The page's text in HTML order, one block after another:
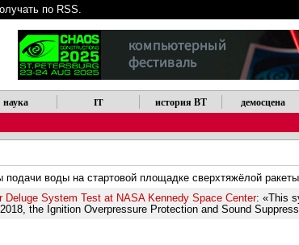
по RSS.
наука IT история ВТ демосцена
подачи воды на стартовой площадке сверхтяжёлой
Deluge System Test at NASA Kennedy Space Center: «This
the Ignition Overpressure Protection and Sound